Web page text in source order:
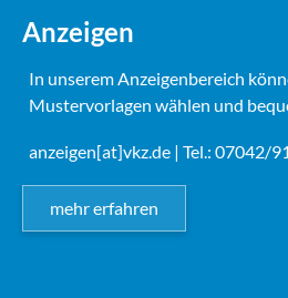
Anzeigen
In unserem Anzeigenbereich
Mustervorlagen wählen und
anzeigen[at]vkz.de | Tel.: 07042/
mehr erfahren